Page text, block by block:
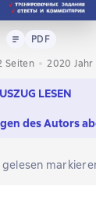
Text PDF
PDF
Seiten
2020 Jahr
LESEN
des Autors
gelesen